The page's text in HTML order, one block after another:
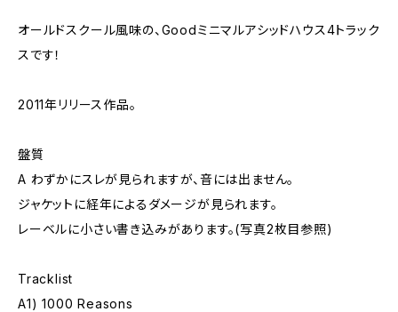
オールドスクール風味の、Goodミニマルアシッドハウス4トラック
スです！
2011年リリース作品。
盤質
A わずかにスレが見られますが、音には出ません。
ジャケットに経年によるダメージが見られます。
レーベルに小さい書き込みがあります。(写真2枚目参照)
Tracklist
A1) 1000 Reasons